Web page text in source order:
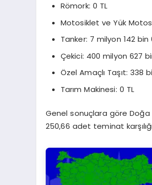
Römork: 0 TL
Motosiklet ve Yük
Tanker: 7 milyon 142 bin
Çekici: 400 milyon 627
Özel Amaçlı Taşıt: 338
Tarım Makinesi: 0 TL
Genel sonuçlara göre Doğa
250,66 adet teminat